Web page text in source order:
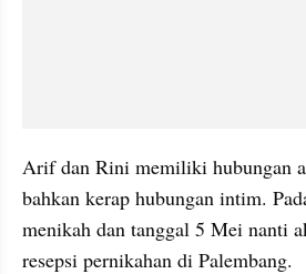
Arif dan Rini memiliki hubungan
bahkan kerap hubungan intim.
menikah dan tanggal 5 Mei nanti
resepsi pernikahan di Palembang.